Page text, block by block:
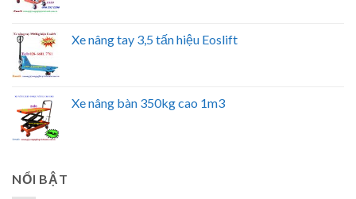
Xe nâng tay 3,5 tấn hiệu Eoslift
Xe nâng bàn 350kg cao 1m3
NỔI BẬT